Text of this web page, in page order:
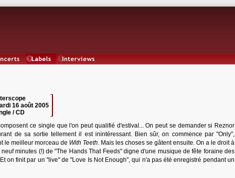
16 août 2005
/ CD
ce single que l'on peut qualifié d'estival... On peut se demander si Reznor
de sa sortie tellement il est inintéressant. Bien sûr, on commence par "Only",
le meilleur morceau de With Teeth. Mais les choses se gâtent ensuite. On a le droit à
minutes (!) de "The Hands That Feeds" digne d'une musique de fête foraine des
on finit par un ''live'' de "Love Is Not Enough", qui n'a pas été enregistré pendant un